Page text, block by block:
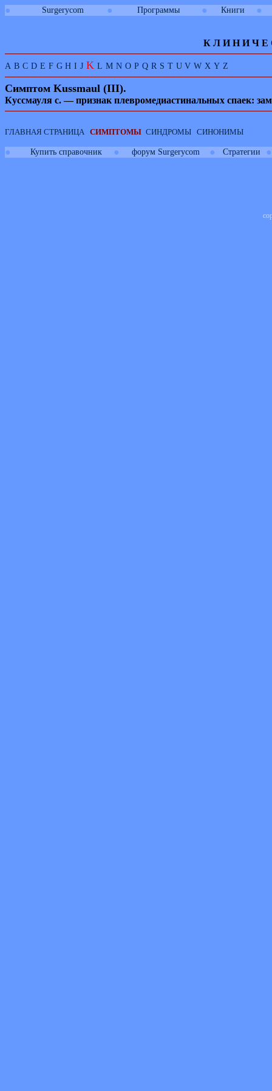
● Surgerycom ● Программы ● Книги ●
К Л И Н И Ч Е
A B C D E F G H I J K L M N O P Q R S T U V W X Y Z
Симптом Kussmaul (III).
Куссмауля с. — признак плевромедиастинальных спаек:
ГЛАВНАЯ СТРАНИЦА СИМПТОМЫ СИНДРОМЫ СИНОНИМЫ
● Купить справочник ● форум Surgerycom ● Стратегии ●